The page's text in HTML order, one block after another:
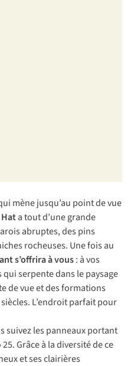
mène jusqu’au point de vue
a tout d’une grande
abruptes, des pins
rocheuses. Une fois au
s’offrira à vous: à vos
serpente dans le paysage
de vue et des formations
L’endroit parfait pour
suivez les panneaux portant
Grâce à la diversité de ce
et ses clairières